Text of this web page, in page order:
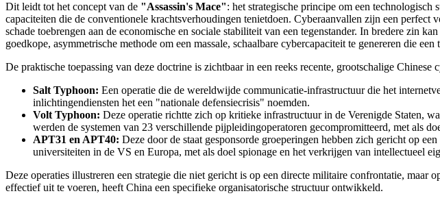
Dit leidt tot het concept van de "Assassin's Mace": het strategische principe om een technologisch
capaciteiten die de conventionele krachtsverhoudingen tenietdoen. Cyberaanvallen zijn een
schade toebrengen aan de economische en sociale stabiliteit van een tegenstander. In bredere zin
goedkope, asymmetrische methode om een massale, schaalbare cybercapaciteit te genereren die
De praktische toepassing van deze doctrine is zichtbaar in een reeks recente, grootschalige Chinese
Salt Typhoon: Een operatie die de wereldwijde communicatie-infrastructuur die het
inlichtingendiensten het een "nationale defensiecrisis" noemden.
Volt Typhoon: Deze operatie richtte zich op kritieke infrastructuur in de Verenigde Staten,
werden de systemen van 23 verschillende pijpleidingoperatoren gecompromitteerd, met als
APT31 en APT40: Deze door de staat gesponsorde groeperingen hebben zich gericht op
universiteiten in de VS en Europa, met als doel spionage en het verkrijgen van intellectueel
Deze operaties illustreren een strategie die niet gericht is op een directe militaire confrontatie, maar
effectief uit te voeren, heeft China een specifieke organisatorische structuur ontwikkeld.